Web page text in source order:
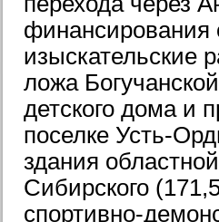
финансирования
изыскательские
ложа
детского дома и
поселке Усть-
здания
Сибирского
спортивно-